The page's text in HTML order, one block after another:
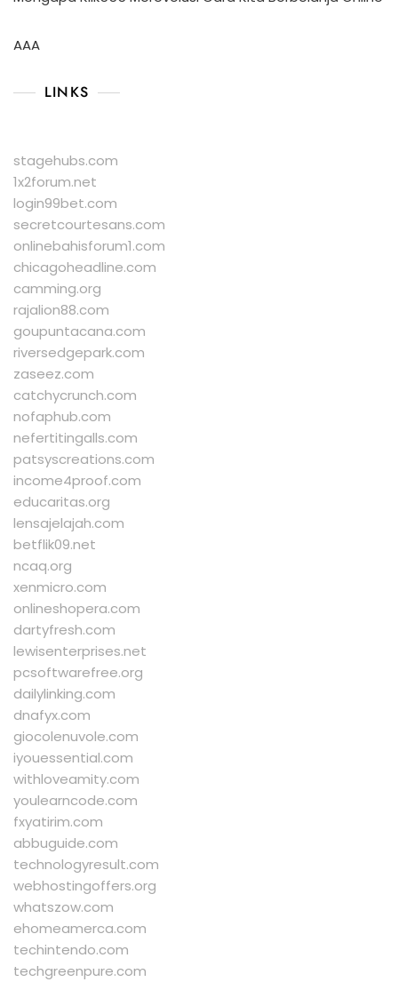
AAA
LINKS
stagehubs.com
1x2forum.net
login99bet.com
secretcourtesans.com
onlinebahisforum1.com
chicagoheadline.com
camming.org
rajalion88.com
goupuntacana.com
riversedgepark.com
zaseez.com
catchycrunch.com
nofaphub.com
nefertitingalls.com
patsyscreations.com
income4proof.com
educaritas.org
lensajelajah.com
betflik09.net
ncaq.org
xenmicro.com
onlineshopera.com
dartyfresh.com
lewisenterprises.net
pcsoftwarefree.org
dailylinking.com
dnafyx.com
giocolenuvole.com
iyouessential.com
withloveamity.com
youlearncode.com
fxyatirim.com
abbuguide.com
technologyresult.com
webhostingoffers.org
whatszow.com
ehomeamerca.com
techintendo.com
techgreenpure.com